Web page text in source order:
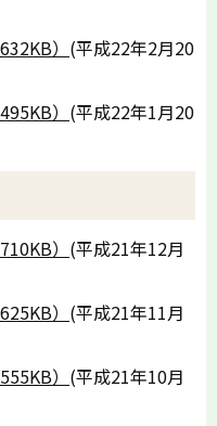
） (平成22年2月20
） (平成22年1月20
） (平成21年12月
） (平成21年11月
） (平成21年10月